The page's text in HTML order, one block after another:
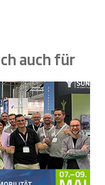
auch für